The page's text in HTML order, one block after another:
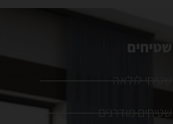
שטיחים
שטיחי לולאה
שטיחים מודרנים